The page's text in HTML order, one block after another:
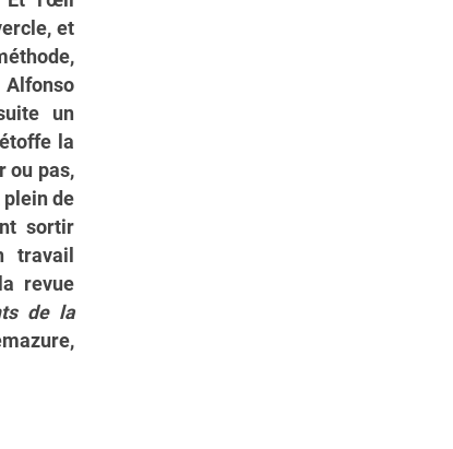
et
un
la
ou pas,
de
sortir
travail
revue
de la